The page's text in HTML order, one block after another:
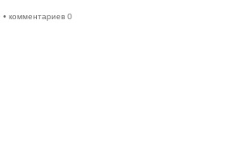
• комментариев 0